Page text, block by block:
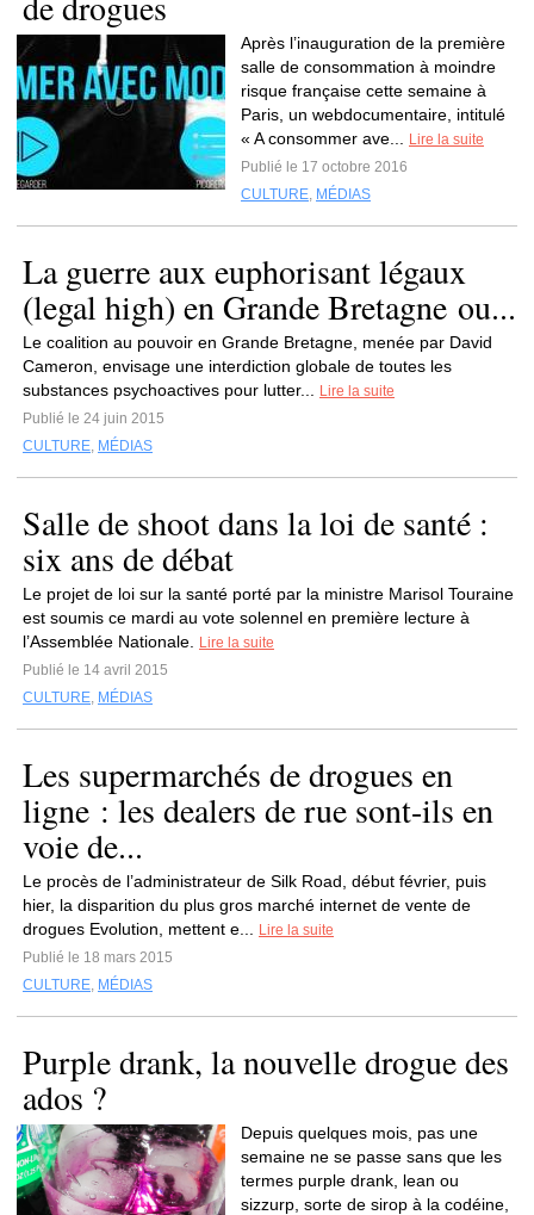
Après l’inauguration de la première
salle de consommation à moindre
risque française cette semaine à
Paris, un webdocumentaire, intitulé
« A consommer ave...
Lire la suite
Publié le 17 octobre 2016
CULTURE, MÉDIAS
La guerre aux euphorisant légaux
(legal high) en Grande Bretagne ou...
Le coalition au pouvoir en Grande Bretagne, menée par David
Cameron, envisage une interdiction globale de toutes les
substances psychoactives pour lutter...
Lire la suite
Publié le 24 juin 2015
CULTURE, MÉDIAS
Salle de shoot dans la loi de santé :
six ans de débat
Le projet de loi sur la santé porté par la ministre Marisol Touraine
est soumis ce mardi au vote solennel en première lecture à
l’Assemblée Nationale.
Lire la suite
Publié le 14 avril 2015
CULTURE, MÉDIAS
Les supermarchés de drogues en
ligne : les dealers de rue sont-ils en
voie de...
Le procès de l’administrateur de Silk Road, début février, puis
hier, la disparition du plus gros marché internet de vente de
drogues Evolution, mettent e...
Lire la suite
Publié le 18 mars 2015
CULTURE, MÉDIAS
Purple drank, la nouvelle drogue des
ados ?
Depuis quelques mois, pas une
semaine ne se passe sans que les
termes purple drank, lean ou
sizzurp, sorte de sirop à la codéine,